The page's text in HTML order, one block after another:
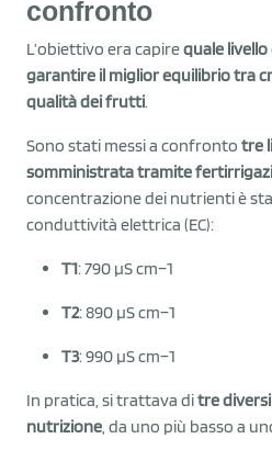
confronto
L’obiettivo era capirequale
garantire il miglior equilibrio tra
qualità dei frutti.
Sono stati messi a confronto tre
somministrata tramite
concentrazione dei nutrienti è
conduttività elettrica (EC):
T1: 790 µS cm−1
T2: 890 µS cm−1
T3: 990 µS cm−1
In pratica, si trattava ditre
nutrizione , da uno più basso a